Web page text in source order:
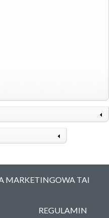
MARKETINGOWA TAI
REGULAMIN